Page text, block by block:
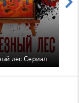
лес Сериал